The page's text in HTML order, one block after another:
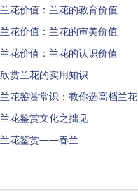
兰花价值：兰花的教育价值
兰花价值：兰花的审美价值
兰花价值：兰花的认识价值
欣赏兰花的实用知识
兰花鉴赏常识：教你选高档兰花
兰花鉴赏文化之拙见
兰花鉴赏——春兰